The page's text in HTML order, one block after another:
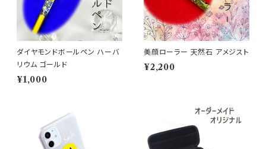
ダイヤモンドボールペン ハーバ
リウム ゴールド
¥1,000
美顔ローラー 天然石 アメジスト
¥2,200